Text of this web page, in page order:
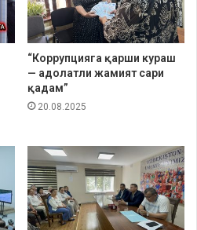
“Коррупцияга қарши кураш
— адолатли жамият сари
қадам”
20.08.2025